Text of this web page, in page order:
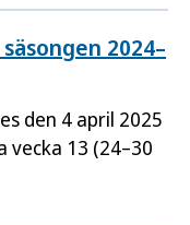
2024–
den 4 april 2025
13 (24–30